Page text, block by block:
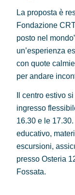
La proposta è
Fondazione
posto nel
un’esperienza
con quote
per andare
Il centro estivo
ingresso
16.30 e le
educativo,
escursioni,
presso Osteria
Fossata.